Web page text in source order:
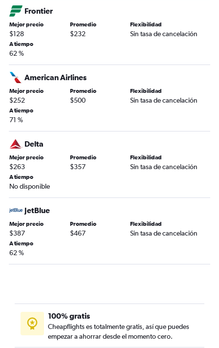
Frontier
Mejor precio
$128
Promedio
$232
Flexibilidad
Sin tasa de cancelación
A tiempo
62 %
American Airlines
Mejor precio
$252
Promedio
$500
Flexibilidad
Sin tasa de cancelación
A tiempo
71 %
Delta
Mejor precio
$263
Promedio
$357
Flexibilidad
Sin tasa de cancelación
A tiempo
No disponible
JetBlue
Mejor precio
$387
Promedio
$467
Flexibilidad
Sin tasa de cancelación
A tiempo
62 %
100% gratis
Cheapflights es totalmente gratis, así que puedes
empezar a ahorrar desde el momento cero.